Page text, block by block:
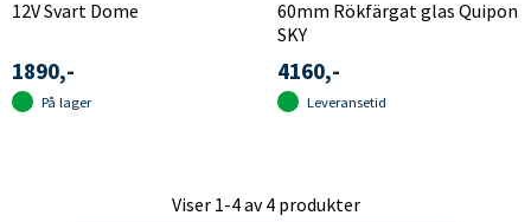
12V Svart Dome
1890,-
På lager
60mm Rökfärgat glas Quipon
SKY
4160,-
Leveransetid
Viser 1-4av4produkter